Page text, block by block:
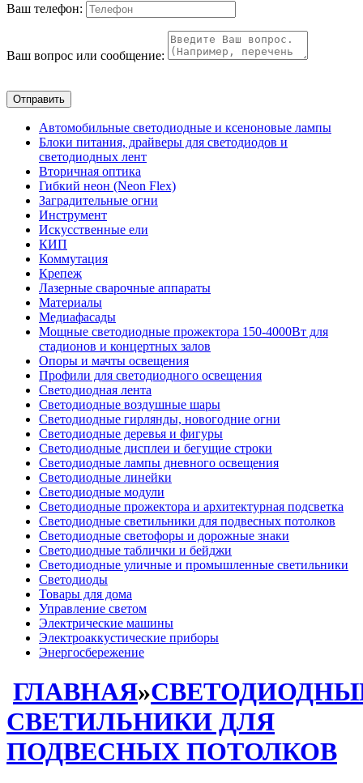
Ваш телефон:
Ваш вопрос или сообщение:
Отправить
Автомобильные светодиодные и ксеноновые лампы
Блоки питания, драйверы для светодиодов и
светодиодных лент
Вторичная оптика
Гибкий неон (Neon Flex)
Заградительные огни
Инструмент
Искусственные ели
КИП
Коммутация
Крепеж
Лазерные сварочные аппараты
Материалы
Медиафасады
Мощные светодиодные прожектора 150-4000Вт для
стадионов и концертных залов
Опоры и мачты освещения
Профили для светодиодного освещения
Светодиодная лента
Светодиодные воздушные шары
Светодиодные гирлянды, новогодние огни
Светодиодные деревья и фигуры
Светодиодные дисплеи и бегущие строки
Светодиодные лампы дневного освещения
Светодиодные линейки
Светодиодные модули
Светодиодные прожектора и архитектурная подсветка
Светодиодные светильники для подвесных потолков
Светодиодные светофоры и дорожные знаки
Светодиодные таблички и бейджи
Светодиодные уличные и промышленные светильники
Светодиоды
Товары для дома
Управление светом
Электрические машины
Электроаккустические приборы
Энергосбережение
ГЛАВНАЯ»
СВЕТИЛЬНИКИ ДЛЯ
ПОДВЕСНЫХ ПОТОЛКОВ